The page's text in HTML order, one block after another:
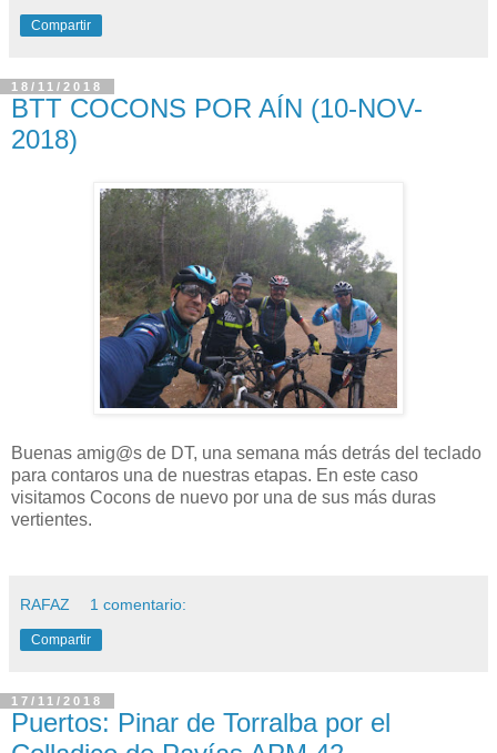
Compartir
18/11/2018
BTT COCONS POR AÍN (10-NOV-
2018)
Buenas amig@s de DT, una semana más detrás del teclado
para contaros una de nuestras etapas. En este caso
visitamos Cocons de nuevo por una de sus más duras
vertientes.
RAFAZ 1 comentario:
Compartir
17/11/2018
Puertos: Pinar de Torralba por el